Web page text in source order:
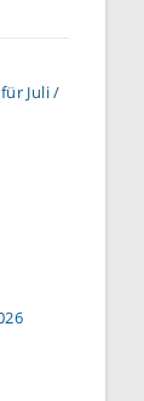
Juli /